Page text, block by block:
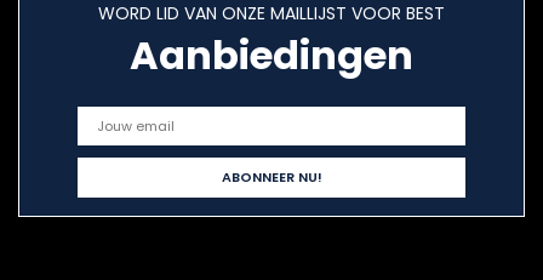
WORD LID VAN ONZE MAILLIJST VOOR BEST
Aanbiedingen